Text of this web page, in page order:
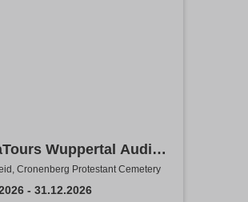
Wuppertal Audio-
Cronenberger
– Industrie, Glaube
Cronenberg Protestant Cemetery
- 31.12.2026